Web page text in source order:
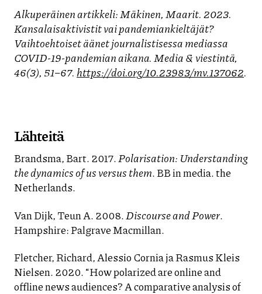
Alkuperäinen artikkeli: Mäkinen, Maarit. 2023.
Kansalaisaktivistit vai pandemiankieltäjät?
Vaihtoehtoiset äänet journalistisessa mediassa
COVID-19-pandemian aikana. Media & viestintä,
46(3), 51–67. https://doi.org/10.23983/mv.137062.
Lähteitä
Brandsma, Bart. 2017.Polarisation: Understanding
the dynamics of us versus them. BB in media. the
Netherlands.
Van Dijk, Teun A. 2008.Discourse and Power.
Hampshire: Palgrave Macmillan.
Fletcher, Richard, Alessio Cornia ja Rasmus Kleis
Nielsen. 2020. “How polarized are online and
offline news audiences? A comparative analysis of